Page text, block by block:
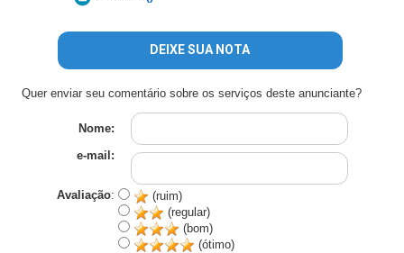
DEIXE SUA NOTA
Quer enviar seu comentário sobre os serviços deste anunciante?
Nome:
e-mail:
Avaliação:
(ruim)
(regular)
(bom)
(ótimo)